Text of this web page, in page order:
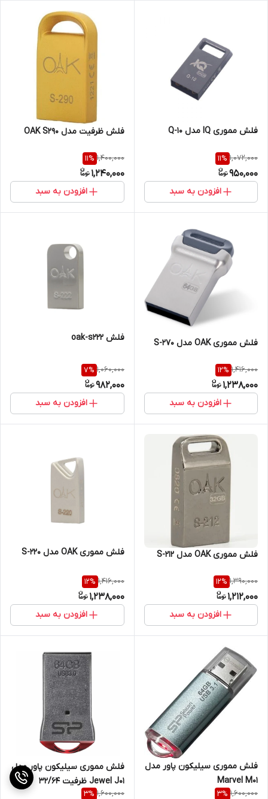
فلش مموری IQ مدل Q-10
1,072,000
11%
950,000
افزودن به سبد
فلش ظرفیت مدل OAK S290
1,400,000
11%
1,240,000
افزودن به سبد
فلش مموری OAK مدل S-270
1,416,000
12%
1,238,000
افزودن به سبد
فلش oak-s222
1,060,000
7%
982,000
افزودن به سبد
فلش مموری OAK مدل S-212
1,390,000
12%
1,212,000
افزودن به سبد
فلش مموری OAK مدل S-220
1,416,000
12%
1,238,000
افزودن به سبد
فلش مموری سیلیکون پاور مدل
Marvel M01
1,600,000
3%
فلش مموری سیلیکون پاور مدل
Jewel J01 ظرفیت 32/64
گیگابایت کد کالا 5382
1,600,000
3%